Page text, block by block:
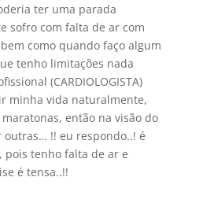
ter uma parada
sofro com falta de ar com
como quando faço algum
tenho limitações nada
(CARDIOLOGISTA)
minha vida naturalmente,
então na visão do
outras… !! eu respondo..! é
pois tenho falta de ar e
é tensa..!!